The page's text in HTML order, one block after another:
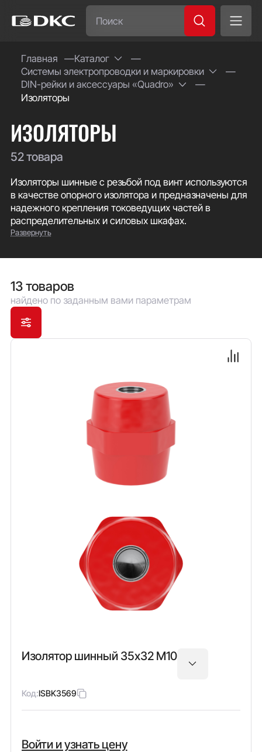
Главная
Каталог
Системы электропроводки и маркировки
DIN-рейки и аксессуары «Quadro»
Изоляторы
ИЗОЛЯТОРЫ
52 товара
Изоляторы шинные с резьбой под винт используются
в качестве опорного изолятора и предназначены для
надежного крепления токоведущих частей в
распределительных и силовых шкафах.
армированным стекловолокном, обладающего
Развернуть
13 товаров
найдено по заданным вами параметрам
Изолятор шинный 35х32 М10
Код:ISBK3569
Войти и узнать цену
Часто ищут:
Специсполнение